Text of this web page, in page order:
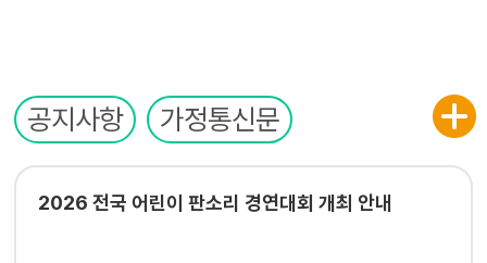
공지사항 가정통신문
2026 전국 어린이 판소리 경연대회 개최 안내